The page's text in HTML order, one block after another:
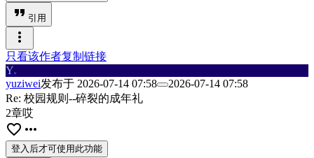
format_quote 引用
more_vert
只看该作者复制链接
Yu
yuziwei发布于 2026-07-14 07:58
2026-07-14 07:58
Re: 校园规则--碎裂的成年礼
2章哎
favorite_border more_horiz
登入后才可使用此功能